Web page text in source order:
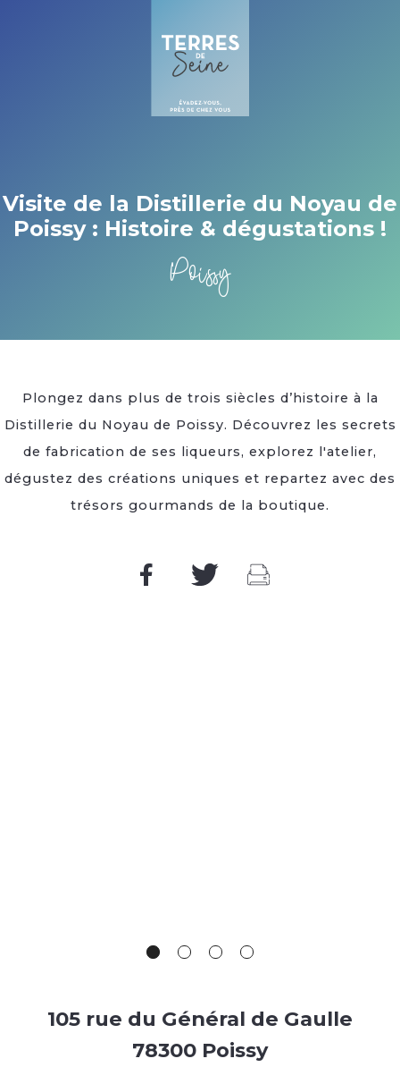
Visite de la Distillerie du Noyau de
Poissy : Histoire & dégustations !
Poissy
Plongez dans plus de trois siècles d’histoire à la
Distillerie du Noyau de Poissy. Découvrez les secrets
de fabrication de ses liqueurs, explorez l'atelier,
dégustez des créations uniques et repartez avec des
trésors gourmands de la boutique.
105 rue du Général de Gaulle
78300 Poissy